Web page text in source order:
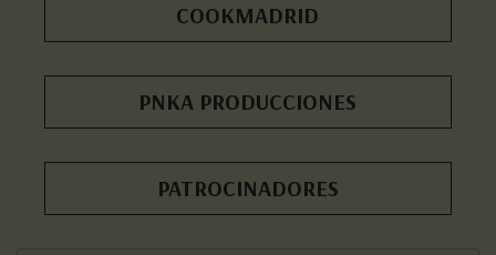
COOKMADRID
PNKA PRODUCCIONES
PATROCINADORES